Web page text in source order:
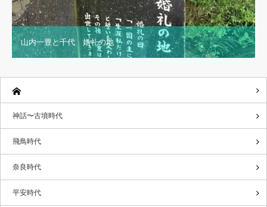
山内一豊と千代 婚礼の地
神話〜古墳時代
飛鳥時代
奈良時代
平安時代